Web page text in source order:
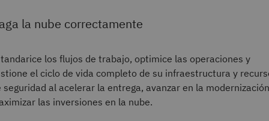
la nube correctamente
los flujos de trabajo, optimice las operaciones y
el ciclo de vida completo de su infraestructura y
seguridad al acelerar la entrega, avanzar en la
las inversiones en la nube.